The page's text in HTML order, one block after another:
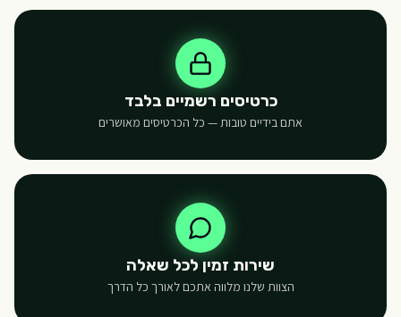
כרטיסים רשמיים בלבד
אתם בידיים טובות — כל הכרטיסים מאושרים
שירות זמין לכל שאלה
הצוות שלנו מלווה אתכם לאורך כל הדרך